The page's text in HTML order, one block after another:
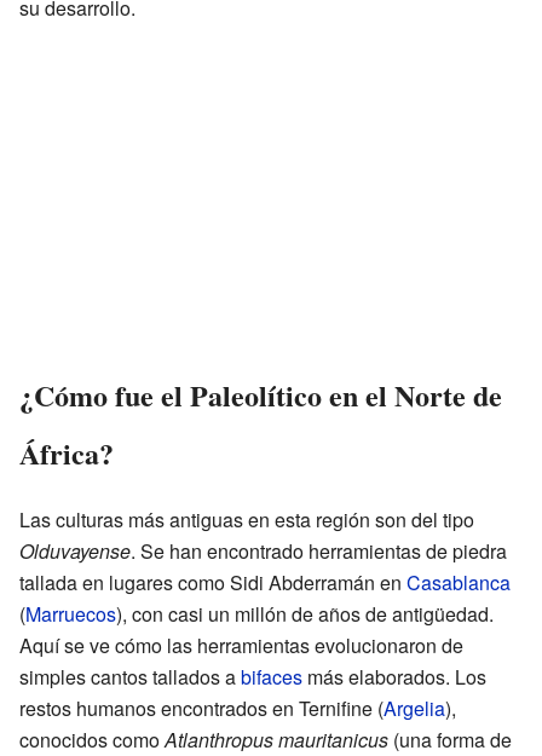
su desarrollo.
¿Cómo fue el Paleolítico en el Norte de
África?
Las culturas más antiguas en esta región son del tipo
Olduvayense. Se han encontrado herramientas de piedra
tallada en lugares como Sidi Abderramán en Casablanca
(Marruecos), con casi un millón de años de antigüedad.
Aquí se ve cómo las herramientas evolucionaron de
simples cantos tallados abifaces más elaborados. Los
restos humanos encontrados en Ternifine (Argelia),
conocidos comoAtlanthropus mauritanicus (una forma de